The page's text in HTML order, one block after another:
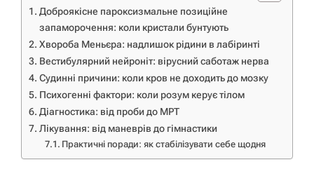
Доброякісне пароксизмальне позиційне
запаморочення: коли кристали бунтують
Хвороба Меньєра: надлишок рідини в лабіринті
Вестибулярний нейроніт: вірусний саботаж нерва
Судинні причини: коли кров не доходить до мозку
Психогенні фактори: коли розум керує тілом
Діагностика: від проби до МРТ
Лікування: від маневрів до гімнастики
Практичні поради: як стабілізувати себе щодня